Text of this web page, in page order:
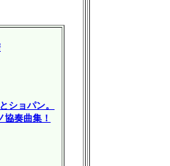
ショパン。
協奏曲集！